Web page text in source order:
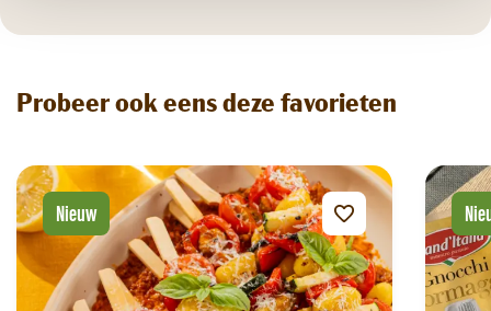
Probeer ook eens deze favorieten
Nieuw